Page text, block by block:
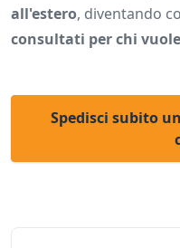
all'estero, diventando
consultati per chi
Spedisci subito